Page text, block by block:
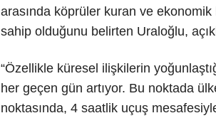
arasında köprüler kuran ve
sahip olduğunu belirten Uraloğlu,
“Özellikle küresel ilişkilerin
her geçen gün artıyor. Bu noktada
noktasında, 4 saatlik uçuş